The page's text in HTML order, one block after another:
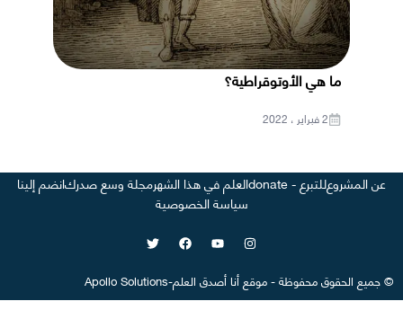
ما هي الأوتوقراطية؟
2 فبراير ، 2022
عن المشروعللتبرع - donate العلم في هذا الشهرمجلة وسع صدركانضم إلينا
سياسة الخصوصية
©جميع الحقوق محفوظة-موقع أنا أصدق العلم-
Apollo Solutions